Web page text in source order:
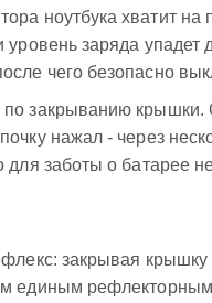
ноутбука хватит
заряда упадет
чего безопасно
по закрыванию
нажал - через
для заботы о батарее
закрывая крышку
единым